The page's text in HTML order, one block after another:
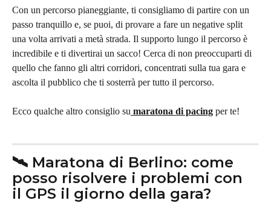
Con un percorso pianeggiante, ti consigliamo di partire con un
passo tranquillo e, se puoi, di provare a fare un negative split
una volta arrivati a metà strada. Il supporto lungo il percorso è
incredibile e ti divertirai un sacco! Cerca di non preoccuparti di
quello che fanno gli altri corridori, concentrati sulla tua gara e
ascolta il pubblico che ti sosterrà per tutto il percorso.
Ecco qualche altro consiglio su maratona di pacing per te!
🛰️ Maratona di Berlino: come
posso risolvere i problemi con
il GPS il giorno della gara?